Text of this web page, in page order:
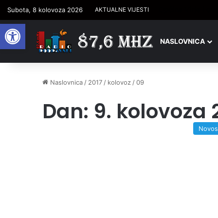
Open toolbar
Subota, 8 kolovoza 2026 AKTUALNE VIJESTI
NASLOVNICA
Naslovnica / 2017 / kolovoz /09
Dan: 9. kolovoza